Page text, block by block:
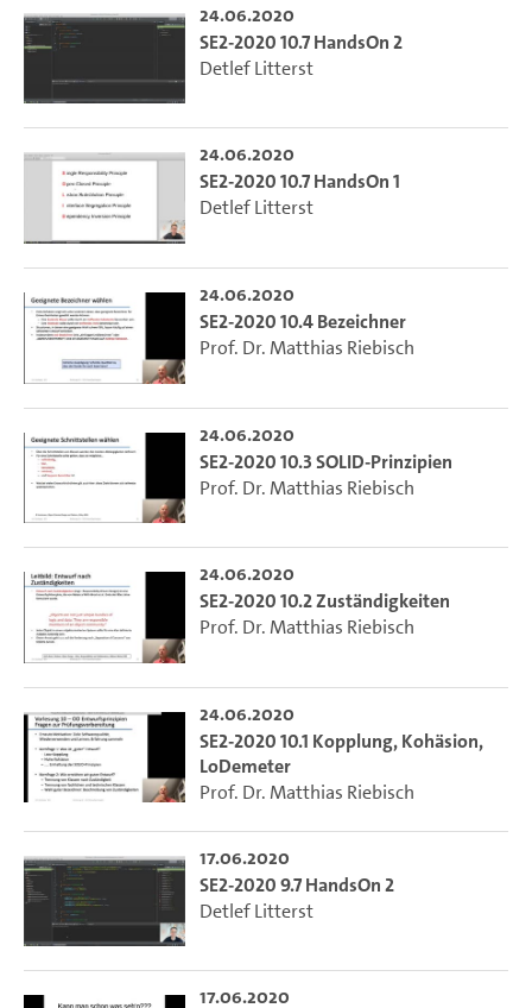
24.06.2020
SE2-2020 10.7 HandsOn 2
Detlef Litterst
24.06.2020
SE2-2020 10.7 HandsOn 1
Detlef Litterst
24.06.2020
SE2-2020 10.4 Bezeichner
Prof. Dr. Matthias Riebisch
24.06.2020
SE2-2020 10.3 SOLID-Prinzipien
Prof. Dr. Matthias Riebisch
24.06.2020
SE2-2020 10.2 Zuständigkeiten
Prof. Dr. Matthias Riebisch
24.06.2020
SE2-2020 10.1 Kopplung, Kohäsion,
LoDemeter
Prof. Dr. Matthias Riebisch
17.06.2020
SE2-2020 9.7 HandsOn 2
Detlef Litterst
17.06.2020